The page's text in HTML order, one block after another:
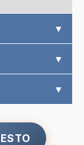
▼
▼
▼